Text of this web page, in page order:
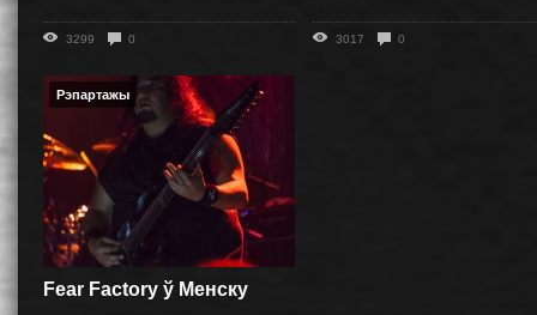
3299 0 3017 0
Рэпартажы
Fear Factory ў Менску